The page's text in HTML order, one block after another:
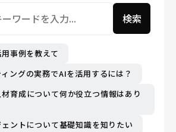
検索
事例を教えて
ングの実務でAIを活用するには？
育成について何か役立つ情報はあり
ントについて基礎知識を知りたい